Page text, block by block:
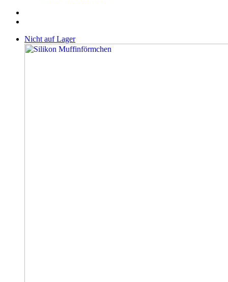
Nicht auf Lager